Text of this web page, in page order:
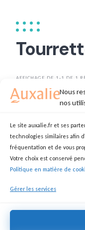
Nous
nos
Le site auxalie.fr et ses
technologies similaires afin
fréquentation et de vous
Votre choix est conservé
Politique en matière de
Gérer les services
AFFICHAGE DE 1-1 DE 1
TRIER PAR DATE
Auxiliaire
EMILIE